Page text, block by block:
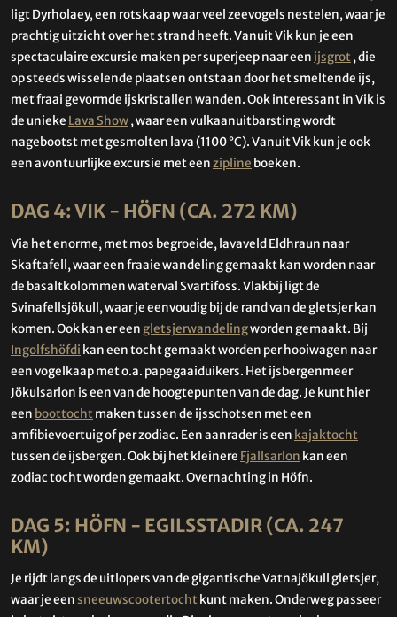
ligt Dyrholaey, een rotskaap waar veel zeevogels nestelen, waar je
prachtig uitzicht over het strand heeft. Vanuit Vik kun je een
spectaculaire excursie maken per superjeep naar een ijsgrot, die
op steeds wisselende plaatsen ontstaan door het smeltende ijs,
met fraai gevormde ijskristallen wanden. Ook interessant in Vik is
de unieke Lava Show, waar een vulkaanuitbarsting wordt
nagebootst met gesmolten lava (1100 °C). Vanuit Vik kun je ook
een avontuurlijke excursie met eenzipline boeken.
DAG 4: VIK - HÖFN (CA. 272 KM)
Via het enorme, met mos begroeide, lavaveld Eldhraun naar
Skaftafell, waar een fraaie wandeling gemaakt kan worden naar
de basaltkolommen waterval Svartifoss. Vlakbij ligt de
Svinafellsjökull, waar je eenvoudig bij de rand van de gletsjer kan
komen. Ook kan er een gletsjerwandelingworden gemaakt. Bij
Ingolfshöfdi kan een tocht gemaakt worden per hooiwagen naar
een vogelkaap met o.a. papegaaiduikers. Het ijsbergenmeer
Jökulsarlon is een van de hoogtepunten van de dag. Je kunt hier
een boottochtmaken tussen de ijsschotsen met een
amfibievoertuig of per zodiac. Een aanrader is een kajaktocht
tussen de ijsbergen. Ook bij het kleinere Fjallsarlon kan een
zodiac tocht worden gemaakt. Overnachting in Höfn.
DAG 5: HÖFN - EGILSSTADIR (CA. 247
KM)
Je rijdt langs de uitlopers van de gigantische Vatnajökull gletsjer,
waar je eensneeuwscootertocht kunt maken. Onderweg passeer